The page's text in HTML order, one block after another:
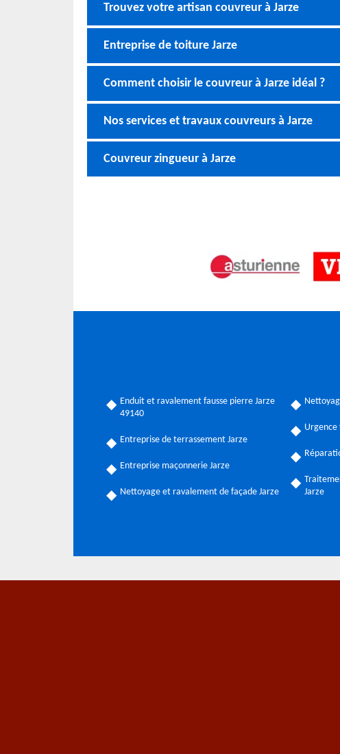
Trouvez votre artisan couvreur à Jarze
Entreprise de toiture Jarze
Comment choisir le couvreur à Jarze idéal ?
Nos services et travaux couvreurs à Jarze
Couvreur zingueur à Jarze
Enduit et ravalement fausse pierre Jarze
49140
Entreprise de terrassement Jarze
Entreprise maçonnerie Jarze
Nettoyage et ravalement de façade Jarze
Jarze